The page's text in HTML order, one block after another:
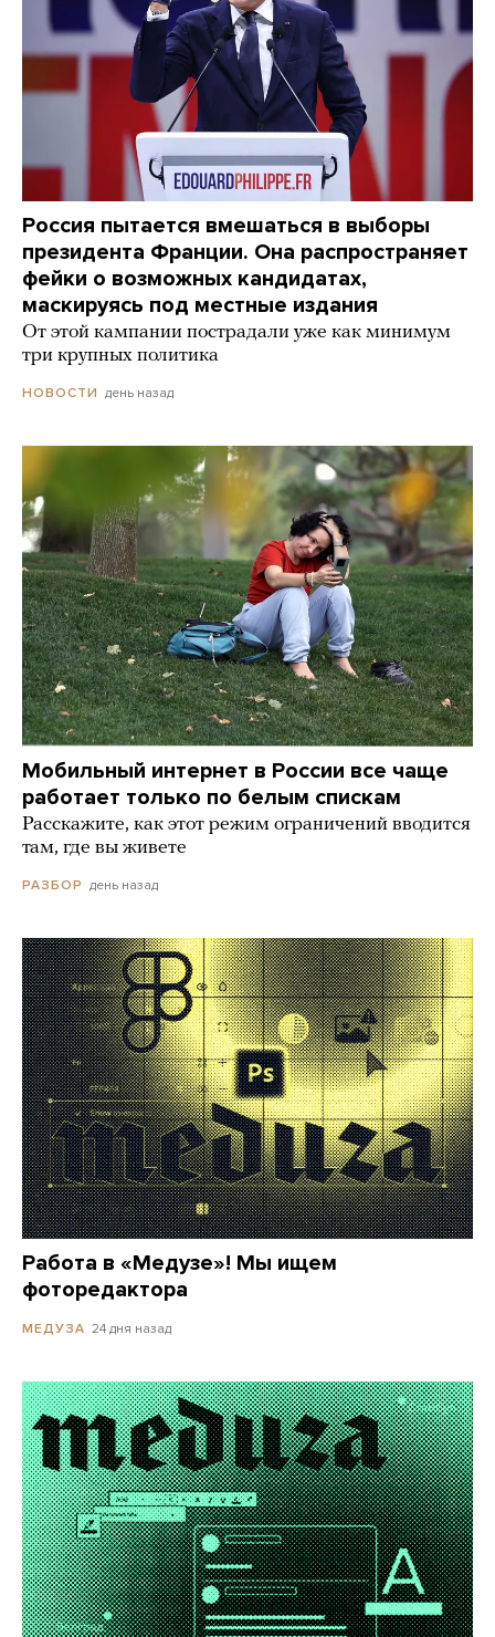
Россия пытается вмешаться в выборы
президента Франции. Она распространяет
фейки о возможных кандидатах,
маскируясь под местные издания
От этой кампании пострадали уже как минимум
три крупных политика
НОВОСТИ день назад
Мобильный интернет в России все чаще
работает только по белым спискам
Расскажите, как этот режим ограничений вводится
там, где вы живете
РАЗБОР день назад
Работа в «Медузе»! Мы ищем
фоторедактора
МЕДУЗА 24 дня назад